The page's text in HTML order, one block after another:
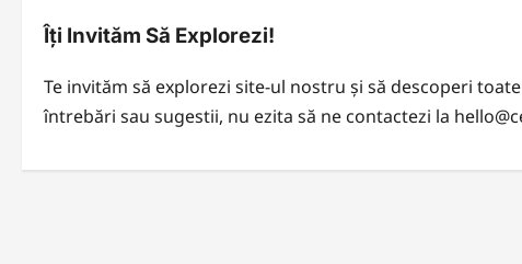
Îți Invităm Să Explorezi!
Te invităm să explorezi site-ul nostru și să descoperi
întrebări sau sugestii, nu ezita să ne contactezi la